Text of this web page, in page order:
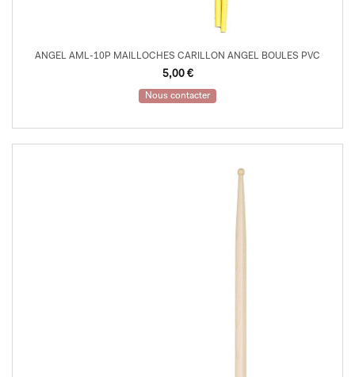
ANGEL AML-10P MAILLOCHES CARILLON ANGEL BOULES PVC
5,00 €
Nous contacter